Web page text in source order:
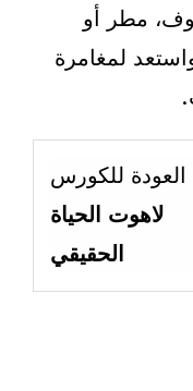
مطر أو
لمغامرة
العودة للكورس
لاهوت الحياة
الحقيقي